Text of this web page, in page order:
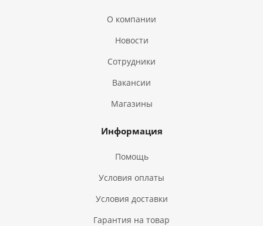
О компании
Новости
Сотрудники
Вакансии
Магазины
Информация
Помощь
Условия оплаты
Условия доставки
Гарантия на товар